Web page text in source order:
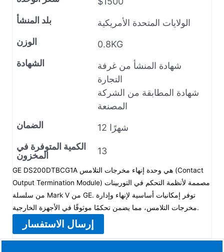
بلد المنشأ
الولايات المتحدة الأمريكية
الوزن
0.8KG
الشهادة
شهادة المنشأ من غرفة
التجارة
شهادة المطابقة من الشركة
المصنعة
الضمان
12 شهرًا
الكمية المتوفرة في
المخزون
13
GE DS200DTBCG1A هي وحدة إنهاء مخرجات التلامس (Contact
Output Termination Module) مصممة لأنظمة التحكم في التوربينات
من سلسلة Mark V من GE. توفر إمكانيات أساسية لإنهاء وإدارة
مخرجات التلامس، مما يضمن تحكمًا موثوقًا في الأجهزة الخارجية.
إرسال الاستفسار